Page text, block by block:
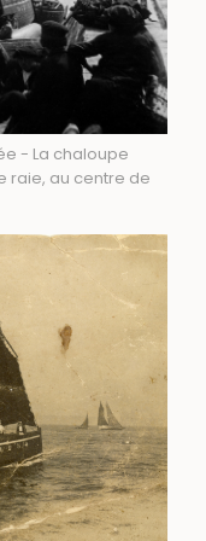
- La chaloupe
raie, au centre de